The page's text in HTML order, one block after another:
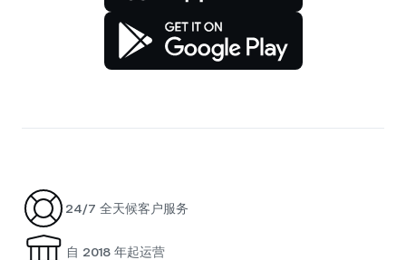
24/7 全天候客户服务
自 2018 年起运营